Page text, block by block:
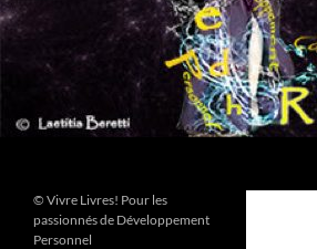
© Vivre Livres! Pour les
passionnés de Développement
Personnel